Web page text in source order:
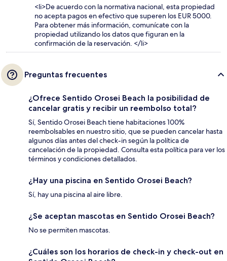
<li>De acuerdo con la normativa nacional, esta propiedad
no acepta pagos en efectivo que superen los EUR 5000.
Para obtener más información, comunícate con la
propiedad utilizando los datos que figuran en la
confirmación de la reservación. </li>
Preguntas frecuentes
¿Ofrece Sentido Orosei Beach la posibilidad de
cancelar gratis y recibir un reembolso total?
Sí, Sentido Orosei Beach tiene habitaciones 100%
reembolsables en nuestro sitio, que se pueden cancelar hasta
algunos días antes del check-in según la política de
cancelación de la propiedad. Consulta esta política para ver los
términos y condiciones detallados.
¿Hay una piscina en Sentido Orosei Beach?
Sí, hay una piscina al aire libre.
¿Se aceptan mascotas en Sentido Orosei Beach?
No se permiten mascotas.
¿Cuáles son los horarios de check-in y check-out en